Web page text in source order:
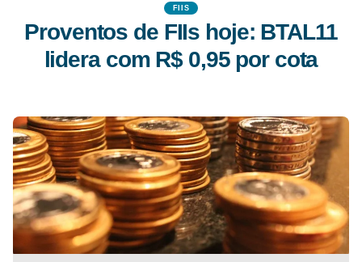
FIIS
Proventos de FIIs hoje: BTAL11
lidera com R$ 0,95 por cota